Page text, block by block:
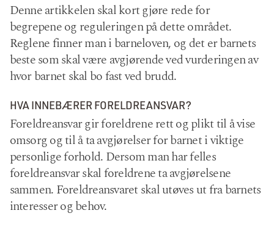
Denne artikkelen skal kort gjøre rede for
begrepene og reguleringen på dette området.
Reglene finner man i barneloven, og det er barnets
beste som skal være avgjørende ved vurderingen av
hvor barnet skal bo fast ved brudd.
HVA INNEBÆRER FORELDREANSVAR?
Foreldreansvar gir foreldrene rett og plikt til å vise
omsorg og til å ta avgjørelser for barnet i viktige
personlige forhold. Dersom man har felles
foreldreansvar skal foreldrene ta avgjørelsene
sammen. Foreldreansvaret skal utøves ut fra barnets
interesser og behov.